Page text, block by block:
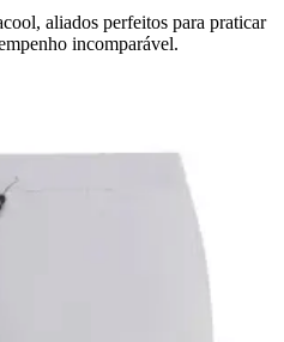
aliados perfeitos para praticar
incomparável.